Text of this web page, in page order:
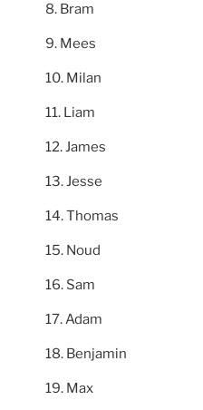
Bram
Mees
Milan
Liam
James
Jesse
Thomas
Noud
Sam
Adam
Benjamin
Max